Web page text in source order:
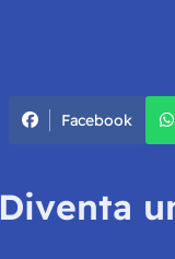
Facebook
Diventa